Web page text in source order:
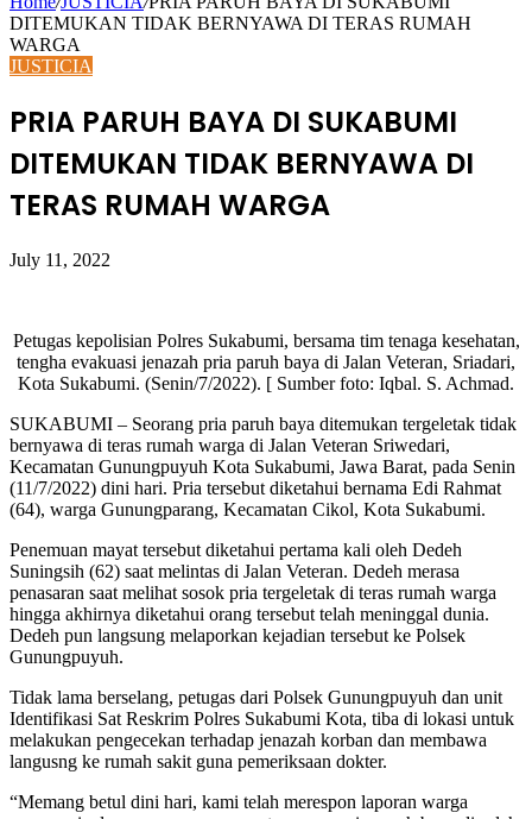
DITEMUKAN TIDAK BERNYAWA DI TERAS RUMAH
WARGA
JUSTICIA
PRIA PARUH BAYA DI SUKABUMI
DITEMUKAN TIDAK BERNYAWA DI
TERAS RUMAH WARGA
July 11, 2022
Petugas kepolisian Polres Sukabumi, bersama tim tenaga kesehatan,
tengha evakuasi jenazah pria paruh baya di Jalan Veteran, Sriadari,
Kota Sukabumi. (Senin/7/2022). [ Sumber foto: Iqbal. S. Achmad.
SUKABUMI – Seorang pria paruh baya ditemukan tergeletak tidak
bernyawa di teras rumah warga di Jalan Veteran Sriwedari,
Kecamatan Gunungpuyuh Kota Sukabumi, Jawa Barat, pada Senin
(11/7/2022) dini hari. Pria tersebut diketahui bernama Edi Rahmat
(64), warga Gunungparang, Kecamatan Cikol, Kota Sukabumi.
Penemuan mayat tersebut diketahui pertama kali oleh Dedeh
Suningsih (62) saat melintas di Jalan Veteran. Dedeh merasa
penasaran saat melihat sosok pria tergeletak di teras rumah warga
hingga akhirnya diketahui orang tersebut telah meninggal dunia.
Dedeh pun langsung melaporkan kejadian tersebut ke Polsek
Gunungpuyuh.
Tidak lama berselang, petugas dari Polsek Gunungpuyuh dan unit
Identifikasi Sat Reskrim Polres Sukabumi Kota, tiba di lokasi untuk
melakukan pengecekan terhadap jenazah korban dan membawa
langusng ke rumah sakit guna pemeriksaan dokter.
“Memang betul dini hari, kami telah merespon laporan warga